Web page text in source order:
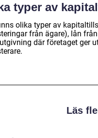
typer av
olika typer av
från ägare), lån
där företaget ger
Läs